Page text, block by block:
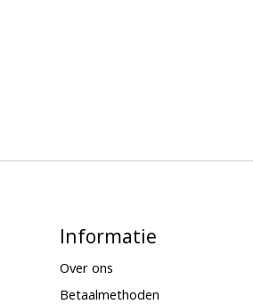
Informatie
Over ons
Betaalmethoden